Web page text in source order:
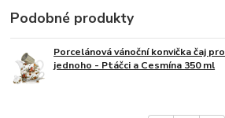
Podobné produkty
Porcelánová vánoční konvička čaj pro
jednoho - Ptáčci a Cesmína 350 ml